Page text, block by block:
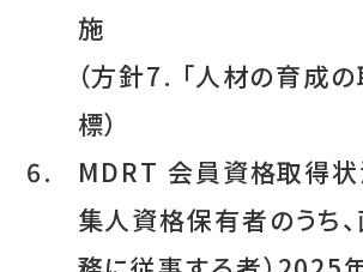
施
（方針7. 「人材の育成
標）
6.
MDRT 会員資格取得状
集人資格保有者のうち